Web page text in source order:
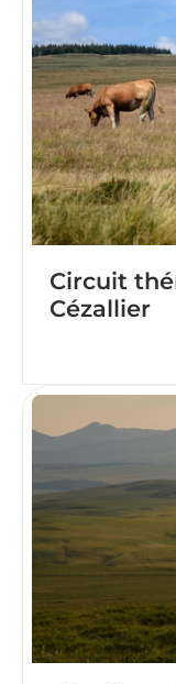
Circuit
Cézallier